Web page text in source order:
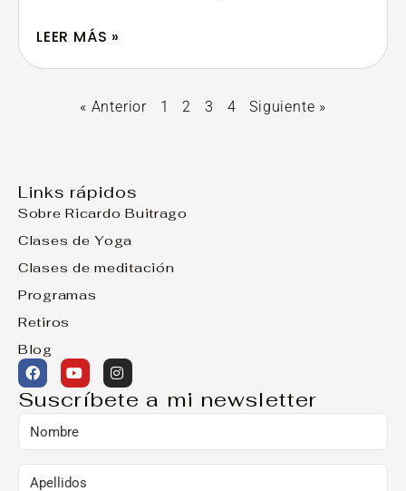
LEER MÁS »
« Anterior 1 2 3 4 Siguiente »
Links rápidos
Sobre Ricardo Buitrago
Clases de Yoga
Clases de meditación
Programas
Retiros
Blog
Suscríbete a mi newsletter